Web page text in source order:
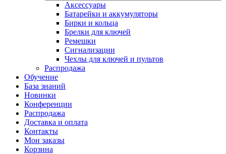
Аксессуары
Батарейки и аккумуляторы
Бирки и кольца
Брелки для ключей
Ремешки
Сигнализации
Чехлы для ключей и пультов
Распродажа
Обучение
База знаний
Новинки
Конференции
Распродажа
Доставка и оплата
Контакты
Мои заказы
Корзина